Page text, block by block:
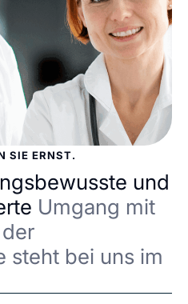
SIE ERNST.
und
Umgang mit
steht bei uns im